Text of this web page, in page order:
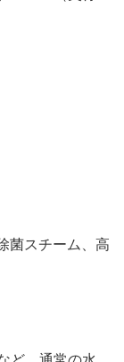
菌スチーム、高